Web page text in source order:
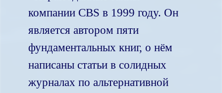
компании CBS в 1999 году. Он
является автором пяти
фундаментальных книг, о нём
написаны статьи в солидных
журналах по альтернативной